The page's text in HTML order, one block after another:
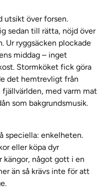
utsikt över forsen.
sedan till rätta, nöjd över
Ur ryggsäcken plockade
middag – inget
Stormköket fick göra
det hemtrevligt från
med varm mat
som bakgrundsmusik.
speciella: enkelheten.
eller köpa dyr
kängor, något gott i en
än så krävs inte för att